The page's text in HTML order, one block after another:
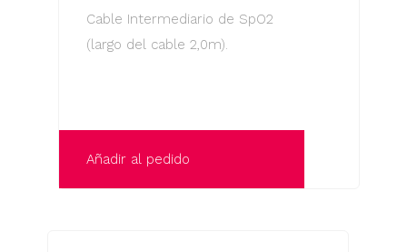
Cable Intermediario de SpO2
(largo del cable 2,0m).
Añadir al pedido